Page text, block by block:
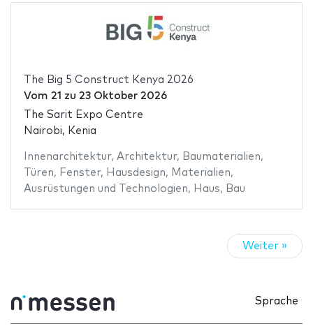
The Big 5 Construct Kenya 2026
Vom 21 zu 23 Oktober 2026
The Sarit Expo Centre
Nairobi, Kenia
Innenarchitektur, Architektur, Baumaterialien,
Türen, Fenster, Hausdesign, Materialien,
Ausrüstungen und Technologien, Haus, Bau
Weiter »
Sprache